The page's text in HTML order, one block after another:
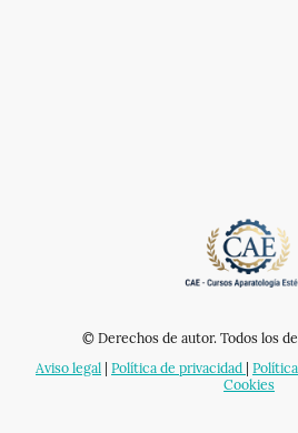
© Derechos de autor. Todos los
Aviso legal
Política de privacidad
Cookies